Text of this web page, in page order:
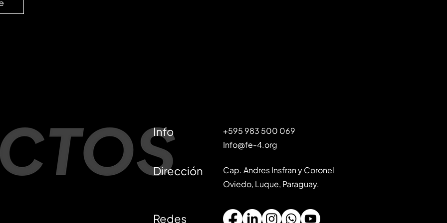
+595 983 500 069
Info@fe-4.org
Info
Dirección
Cap. Andres Insfran y Coronel
Oviedo, Luque, Paraguay.
Redes